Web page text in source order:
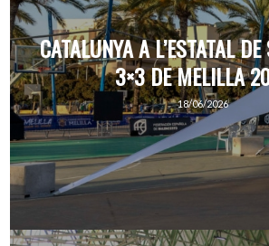
CATALUNYA A L’ESTATAL
3×3 DE MELILLA
18/06/2026